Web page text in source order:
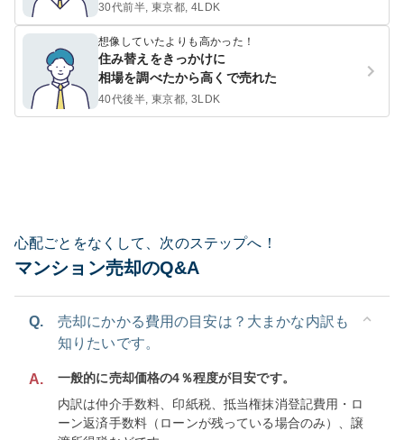
30代前半, 東京都, 4LDK
想像していたよりも高かった！
住み替えをきっかけに
相場を調べたから高くで売れた
40代後半, 東京都, 3LDK
心配ごとをなくして、次のステップへ！
マンション売却のQ&A
Q.
売却にかかる費用の目安は？大まかな内訳も
知りたいです。
A.
一般的に売却価格の4％程度が目安です。
内訳は仲介手数料、印紙税、抵当権抹消登記費用・ロ
ーン返済手数料（ローンが残っている場合のみ）、譲